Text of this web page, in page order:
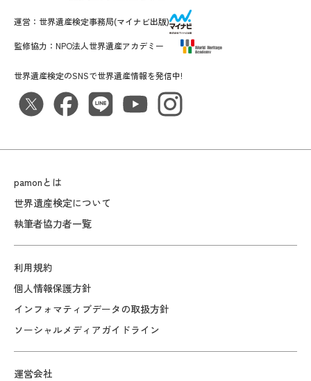
pamonとは
世界遺産検定について
執筆者協力者一覧
利用規約
個人情報保護方針
インフォマティブデータの取扱方針
ソーシャルメディアガイドライン
運営会社
世界遺産検定のSNSで世界遺産情報を発信中!
運営： 世界遺産検定事務局(マイナビ出版)
監修協力： NPO法人世界遺産アカデミー